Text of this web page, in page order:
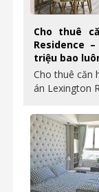
Cho thuê
Residence
triệu bao
Cho thuê căn
án Lexington